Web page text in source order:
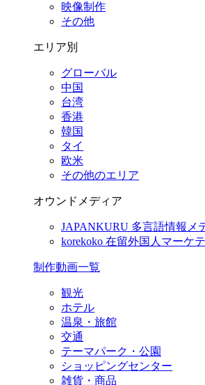
映像制作
その他
エリア別
グローバル
中国
台湾
香港
韓国
タイ
欧米
その他のエリア
オウンドメディア
JAPANKURU 多言語情報メ
korekoko 在留外国人マーケ
制作動画一覧
観光
ホテル
温泉・旅館
交通
テーマパーク・公園
ショッピングセンター
雑貨・商品